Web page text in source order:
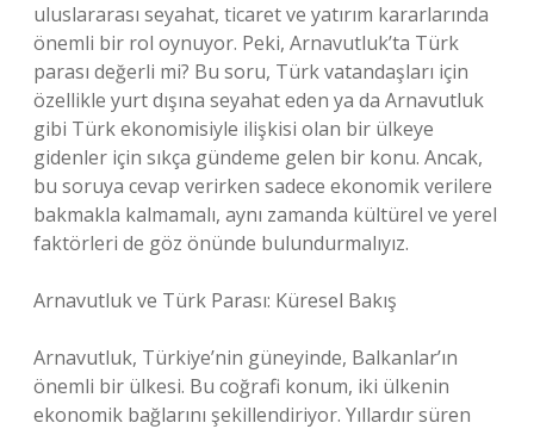
uluslararası seyahat, ticaret ve yatırım kararlarında
önemli bir rol oynuyor. Peki, Arnavutluk’ta Türk
parası değerli mi? Bu soru, Türk vatandaşları için
özellikle yurt dışına seyahat eden ya da Arnavutluk
gibi Türk ekonomisiyle ilişkisi olan bir ülkeye
gidenler için sıkça gündeme gelen bir konu. Ancak,
bu soruya cevap verirken sadece ekonomik verilere
bakmakla kalmamalı, aynı zamanda kültürel ve yerel
faktörleri de göz önünde bulundurmalıyız.
Arnavutluk ve Türk Parası: Küresel Bakış
Arnavutluk, Türkiye’nin güneyinde, Balkanlar’ın
önemli bir ülkesi. Bu coğrafi konum, iki ülkenin
ekonomik bağlarını şekillendiriyor. Yıllardır süren